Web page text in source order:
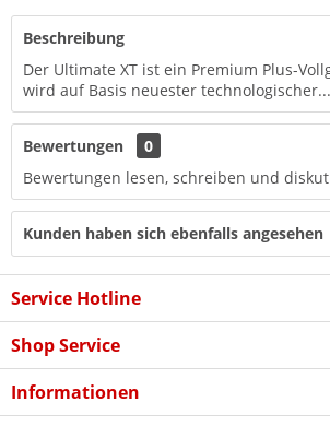
Beschreibung
Der Ultimate XT ist ein Premium Plus-
wird auf Basis neuester technologischer...
Bewertungen
0
Bewertungen lesen, schreiben und
Kunden haben sich ebenfalls angesehen
Service Hotline
Shop Service
Informationen